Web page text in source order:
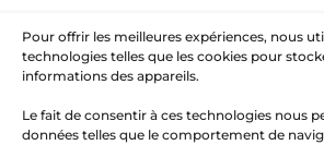
Pour offrir les meilleures expériences, nous
technologies telles que les cookies pour
informations des appareils.
Le fait de consentir à ces technologies nous
données telles que le comportement de